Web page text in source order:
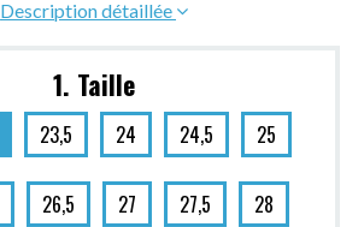
Description détaillée
1. Taille
23,5 24 24,5 25
26,5 27 27,5 28